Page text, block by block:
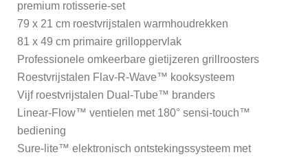
premium rotisserie-set
79 x 21 cm roestvrijstalen warmhoudrekken
81 x 49 cm primaire grilloppervlak
Professionele omkeerbare gietijzeren grillroosters
Roestvrijstalen Flav-R-Wave™ kooksysteem
Vijf roestvrijstalen Dual-Tube™ branders
Linear-Flow™ ventielen met 180° sensi-touch™
bediening
Sure-lite™ elektronisch ontstekingssysteem met